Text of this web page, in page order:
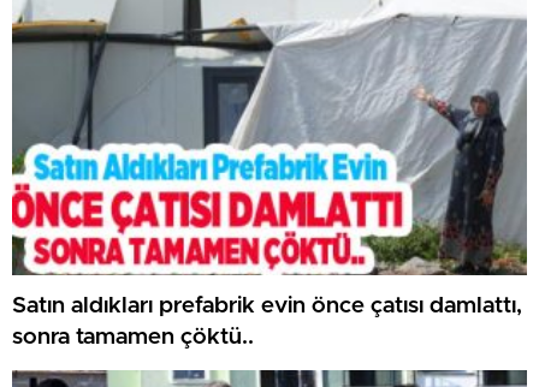
Satın aldıkları prefabrik evin önce çatısı damlattı,
sonra tamamen çöktü..